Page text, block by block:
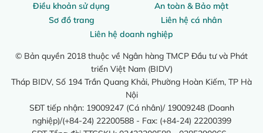
Điều khoản sử dụng
An toàn & Bảo mật
Sơ đồ trang
Liên hệ cá nhân
Liên hệ doanh nghiệp
© Bản quyền 2018 thuộc về Ngân hàng TMCP Đầu tư và Phát
triển Việt Nam (BIDV)
Tháp BIDV, Số 194 Trần Quang Khải, Phường Hoàn Kiếm, TP Hà
Nội
SĐT tiếp nhận: 19009247 (Cá nhân)/ 19009248 (Doanh
nghiệp)/(+84-24) 22200588 - Fax: (+84-24) 22200399